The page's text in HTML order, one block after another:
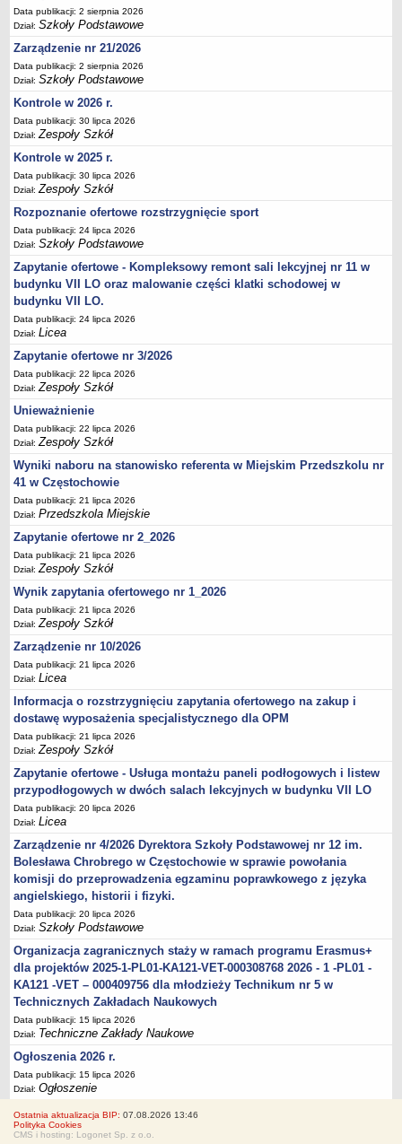
BIURO FINANSÓW OŚWIATY
Dane podstawowe
Statut
Majątek
Godziny dyżurów
Ogłoszenia
Zarządzenia
Rejestry, ewidencje, archiwa
Kontrole
PONOWNE WYKORZYSTYWANIE
Sprawozdania
Deklaracja dostępności
DEKLARACJA DOSTĘPNOŚCI
OŚWIADCZENIA MAJĄTKOWE
PONOWNE WYKORZYSTYWANIE
UDOSTĘPNIANIE INFORMACJI PUBLICZNEJ
OCHRONA DANYCH OSOBOWYCH
Data publikacji: 2 sierpnia 2026
Dział:Szkoły Podstawowe
Zarządzenie nr 21/2026
Data publikacji: 2 sierpnia 2026
Dział:Szkoły Podstawowe
Kontrole w 2026 r.
Data publikacji: 30 lipca 2026
Dział:Zespoły Szkół
Kontrole w 2025 r.
Data publikacji: 30 lipca 2026
Dział:Zespoły Szkół
Rozpoznanie ofertowe rozstrzygnięcie sport
Data publikacji: 24 lipca 2026
Dział:Szkoły Podstawowe
Zapytanie ofertowe - Kompleksowy remont sali lekcyjnej nr 11 w
budynku VII LO oraz malowanie części klatki schodowej w
budynku VII LO.
Data publikacji: 24 lipca 2026
Dział:Licea
Zapytanie ofertowe nr 3/2026
Data publikacji: 22 lipca 2026
Dział:Zespoły Szkół
Unieważnienie
Data publikacji: 22 lipca 2026
Dział:Zespoły Szkół
Wyniki naboru na stanowisko referenta w Miejskim Przedszkolu nr
41 w Częstochowie
Data publikacji: 21 lipca 2026
Dział:Przedszkola Miejskie
Zapytanie ofertowe nr 2_2026
Data publikacji: 21 lipca 2026
Dział:Zespoły Szkół
Wynik zapytania ofertowego nr 1_2026
Data publikacji: 21 lipca 2026
Dział:Zespoły Szkół
Zarządzenie nr 10/2026
Data publikacji: 21 lipca 2026
Dział:Licea
Informacja o rozstrzygnięciu zapytania ofertowego na zakup i
dostawę wyposażenia specjalistycznego dla OPM
Data publikacji: 21 lipca 2026
Dział:Zespoły Szkół
Zapytanie ofertowe - Usługa montażu paneli podłogowych i listew
przypodłogowych w dwóch salach lekcyjnych w budynku VII LO
Data publikacji: 20 lipca 2026
Dział:Licea
Zarządzenie nr 4/2026 Dyrektora Szkoły Podstawowej nr 12 im.
Bolesława Chrobrego w Częstochowie w sprawie powołania
komisji do przeprowadzenia egzaminu poprawkowego z języka
angielskiego, historii i fizyki.
Data publikacji: 20 lipca 2026
Dział:Szkoły Podstawowe
Organizacja zagranicznych staży w ramach programu Erasmus+
dla projektów 2025-1-PL01-KA121-VET-000308768 2026 - 1 -PL01 -
KA121 -VET – 000409756 dla młodzieży Technikum nr 5 w
Technicznych Zakładach Naukowych
Data publikacji: 15 lipca 2026
Dział: Techniczne Zakłady Naukowe
Ogłoszenia 2026 r.
Data publikacji: 15 lipca 2026
Dział:Ogłoszenie
Ostatnia aktualizacja BIP: 07.08.2026 13:46
Polityka Cookies
CMS i hosting: Logonet Sp. z o.o.